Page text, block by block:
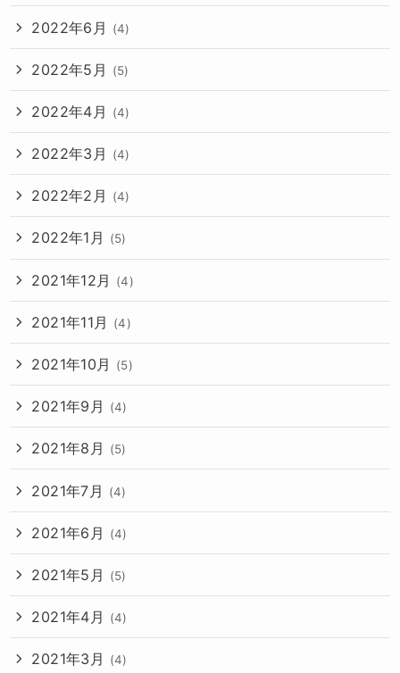
2022年6月 (4)
2022年5月 (5)
2022年4月 (4)
2022年3月 (4)
2022年2月 (4)
2022年1月 (5)
2021年12月 (4)
2021年11月 (4)
2021年10月 (5)
2021年9月 (4)
2021年8月 (5)
2021年7月 (4)
2021年6月 (4)
2021年5月 (5)
2021年4月 (4)
2021年3月 (4)